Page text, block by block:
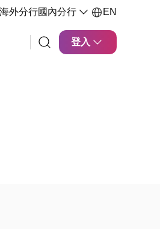
海外分行國內分行 EN
登入